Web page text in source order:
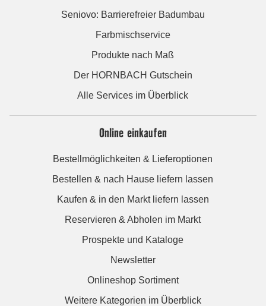
Seniovo: Barrierefreier Badumbau
Farbmischservice
Produkte nach Maß
Der HORNBACH Gutschein
Alle Services im Überblick
Online einkaufen
Bestellmöglichkeiten & Lieferoptionen
Bestellen & nach Hause liefern lassen
Kaufen & in den Markt liefern lassen
Reservieren & Abholen im Markt
Prospekte und Kataloge
Newsletter
Onlineshop Sortiment
Weitere Kategorien im Überblick